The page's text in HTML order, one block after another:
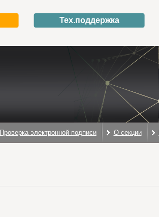
Тех.поддержка
Проверка электронной подписи О секции